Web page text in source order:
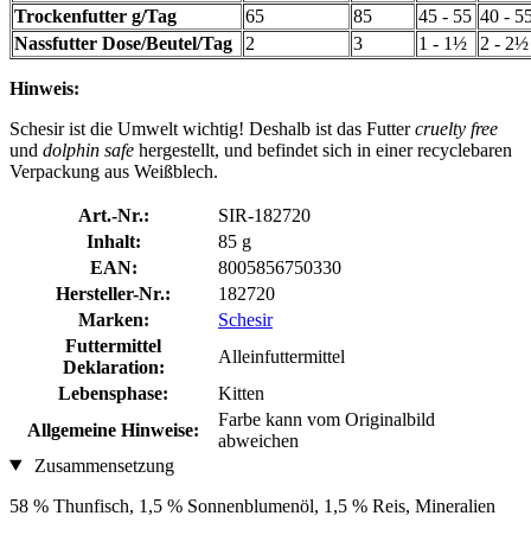
Trockenfutter g/Tag
65 85 45 - 55 40 -
Nassfutter Dose/Beutel/Tag
2 3 1 - 1½ 2 - 2½
Hinweis:
Schesir ist die Umwelt wichtig! Deshalb ist das Futtercruelty free
und dolphin safe hergestellt, und befindet sich in einer recyclebaren
Verpackung aus Weißblech.
Art.-Nr.:
SIR-182720
Inhalt:
85 g
EAN:
8005856750330
Hersteller-Nr.:
182720
Marken:
Schesir
Futtermittel
Deklaration:
Alleinfuttermittel
Lebensphase:
Kitten
Allgemeine Hinweise:
Farbe kann vom Originalbild
abweichen
Zusammensetzung
58 % Thunfisch, 1,5 % Sonnenblumenöl, 1,5 % Reis, Mineralien